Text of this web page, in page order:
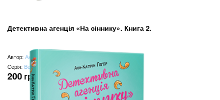
Детективна агенція «На сіннику». Книга 2.
Автор:Анн-Катрін Геґер
Серія: Веселі історії
200 грн